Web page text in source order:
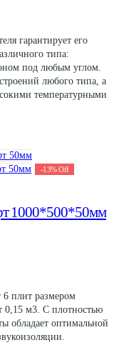
гарантирует его
типа:
под любым углом.
любого типа, а
температурными
-13% Off
1000*500*50мм
6 плит размером
0,15 м3. С плотностью
обладает оптимальной